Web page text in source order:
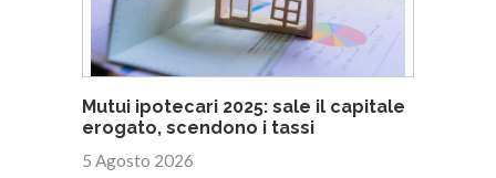
Mutui ipotecari 2025: sale il capitale
erogato, scendono i tassi
5 Agosto 2026